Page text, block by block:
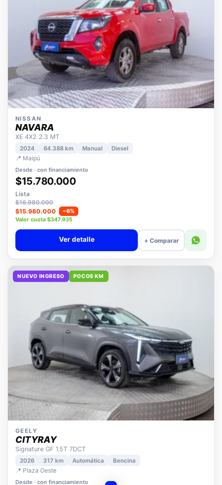
NISSAN
NAVARA
XE 4X2 2.3 MT
2024
📍 Maipú
Desde · con financiamiento
$15.780.000
Lista
$16.980.000
$15.980.000
−6%
Valor cuota $347.935
+ Comparar
GEELY
CITYRAY
Signature GF 1.5T 7DCT
2026 317 km
📍 Plaza Oeste